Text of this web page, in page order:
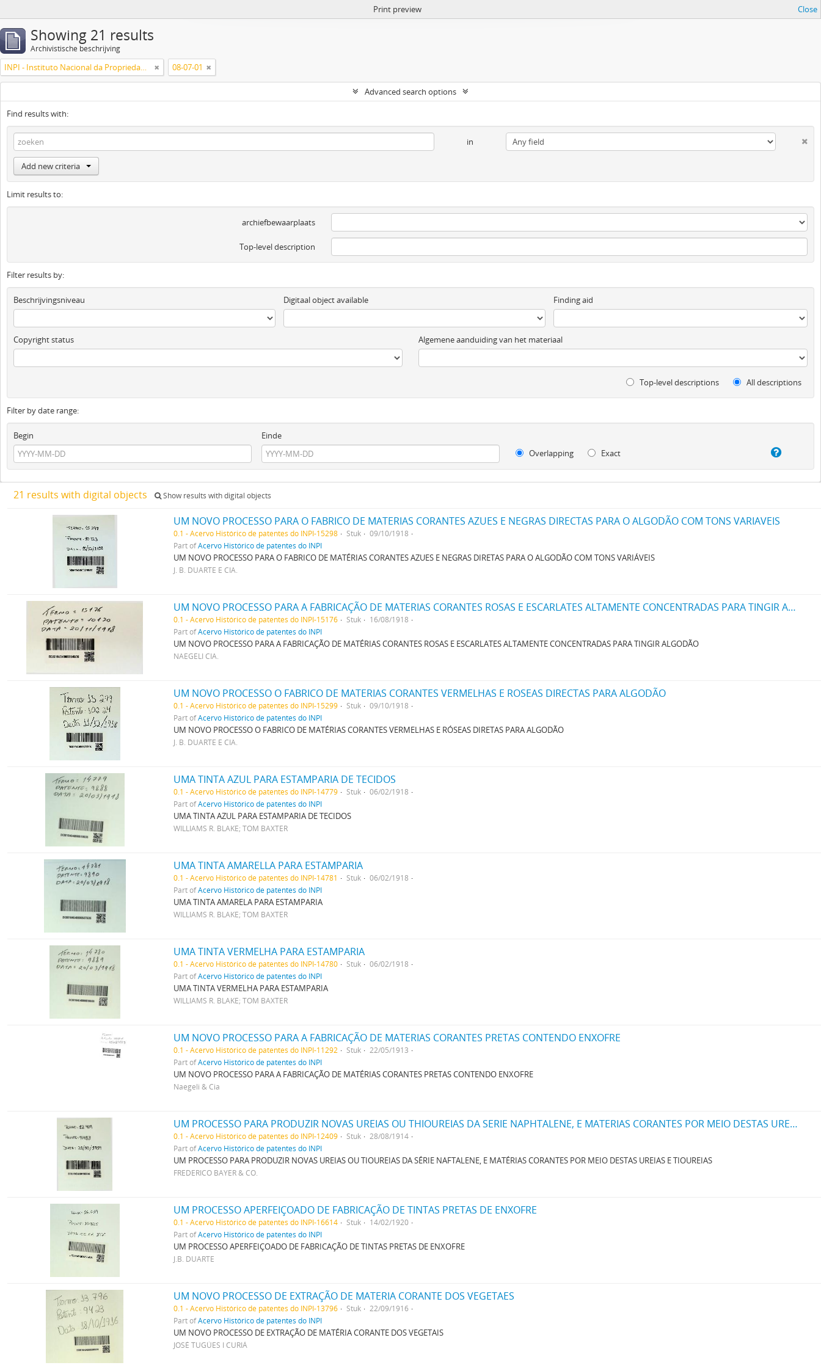
Print preview Close
Showing 21 results
Archivistische beschrijving
INPI - Instituto Nacional da Propriedade Industrial 08-07-01
Advanced search options
Find results with:
in
Add new criteria
Limit results to:
archiefbewaarplaats
Top-level description
Filter results by:
Beschrijvingsniveau Digitaal object available Finding aid
Copyright status Algemene aanduiding van het materiaal
Top-level descriptions All descriptions
Filter by date range:
Begin
Einde
Overlapping
Exact
21 results with digital objects Show results with digital objects
UM NOVO PROCESSO PARA O FABRICO DE MATERIAS CORANTES AZUES E NEGRAS DIRECTAS PARA O ALGODÃO COM TONS VARIAVEIS
0.1 - Acervo Histórico de patentes do INPI-15298 Stuk
09/10/1918
Part ofAcervo Histórico de patentes do INPI
UM NOVO PROCESSO PARA O FABRICO DE MATÉRIAS CORANTES AZUES E NEGRAS DIRETAS PARA O ALGODÃO COM TONS VARIÁVEIS
J. B. DUARTE E CIA.
UM NOVO PROCESSO PARA A FABRICAÇÃO DE MATERIAS CORANTES ROSAS E ESCARLATES ALTAMENTE CONCENTRADAS PARA TINGIR ALGODÃO
0.1 - Acervo Histórico de patentes do INPI-15176 Stuk
16/08/1918
Part ofAcervo Histórico de patentes do INPI
UM NOVO PROCESSO PARA A FABRICAÇÃO DE MATÉRIAS CORANTES ROSAS E ESCARLATES ALTAMENTE CONCENTRADAS PARA TINGIR ALGODÃO
NAEGELI CIA.
UM NOVO PROCESSO O FABRICO DE MATERIAS CORANTES VERMELHAS E ROSEAS DIRECTAS PARA ALGODÃO
0.1 - Acervo Histórico de patentes do INPI-15299 Stuk
09/10/1918
Part ofAcervo Histórico de patentes do INPI
UM NOVO PROCESSO O FABRICO DE MATÉRIAS CORANTES VERMELHAS E RÓSEAS DIRETAS PARA ALGODÃO
J. B. DUARTE E CIA.
UMA TINTA AZUL PARA ESTAMPARIA DE TECIDOS
0.1 - Acervo Histórico de patentes do INPI-14779 Stuk
06/02/1918
Part ofAcervo Histórico de patentes do INPI
UMA TINTA AZUL PARA ESTAMPARIA DE TECIDOS
WILLIAMS R. BLAKE; TOM BAXTER
UMA TINTA AMARELLA PARA ESTAMPARIA
0.1 - Acervo Histórico de patentes do INPI-14781 Stuk
06/02/1918
Part ofAcervo Histórico de patentes do INPI
UMA TINTA AMARELA PARA ESTAMPARIA
WILLIAMS R. BLAKE; TOM BAXTER
UMA TINTA VERMELHA PARA ESTAMPARIA
0.1 - Acervo Histórico de patentes do INPI-14780 Stuk
06/02/1918
Part ofAcervo Histórico de patentes do INPI
UMA TINTA VERMELHA PARA ESTAMPARIA
WILLIAMS R. BLAKE; TOM BAXTER
UM NOVO PROCESSO PARA A FABRICAÇÃO DE MATERIAS CORANTES PRETAS CONTENDO ENXOFRE
0.1 - Acervo Histórico de patentes do INPI-11292 Stuk
22/05/1913
Part ofAcervo Histórico de patentes do INPI
UM NOVO PROCESSO PARA A FABRICAÇÃO DE MATÉRIAS CORANTES PRETAS CONTENDO ENXOFRE
Naegeli & Cia
UM PROCESSO PARA PRODUZIR NOVAS UREIAS OU THIOUREIAS DA SERIE NAPHTALENE, E MATERIAS CORANTES POR MEIO DESTAS UREIAS E THIOUREIAS
0.1 - Acervo Histórico de patentes do INPI-12409 Stuk
28/08/1914
Part ofAcervo Histórico de patentes do INPI
UM PROCESSO PARA PRODUZIR NOVAS UREIAS OU TIOUREIAS DA SÉRIE NAFTALENE, E MATÉRIAS CORANTES POR MEIO DESTAS UREIAS E TIOUREIAS
FREDERICO BAYER & CO.
UM PROCESSO APERFEIÇOADO DE FABRICAÇÃO DE TINTAS PRETAS DE ENXOFRE
0.1 - Acervo Histórico de patentes do INPI-16614 Stuk
14/02/1920
Part ofAcervo Histórico de patentes do INPI
UM PROCESSO APERFEIÇOADO DE FABRICAÇÃO DE TINTAS PRETAS DE ENXOFRE
J.B. DUARTE
UM NOVO PROCESSO DE EXTRAÇÃO DE MATERIA CORANTE DOS VEGETAES
0.1 - Acervo Histórico de patentes do INPI-13796 Stuk
22/09/1916
Part ofAcervo Histórico de patentes do INPI
UM NOVO PROCESSO DE EXTRAÇÃO DE MATÉRIA CORANTE DOS VEGETAIS
JOSÉ TUGÚES I CURIÁ